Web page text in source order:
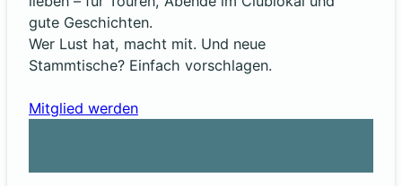
gute Geschichten.
Wer Lust hat, macht mit. Und neue
Stammtische? Einfach vorschlagen.
Mitglied werden